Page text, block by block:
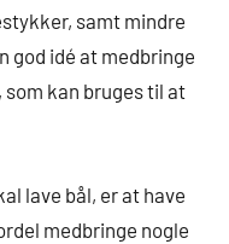
samt mindre
god idé at medbringe
kan bruges til at
lave bål, er at have
medbringe nogle